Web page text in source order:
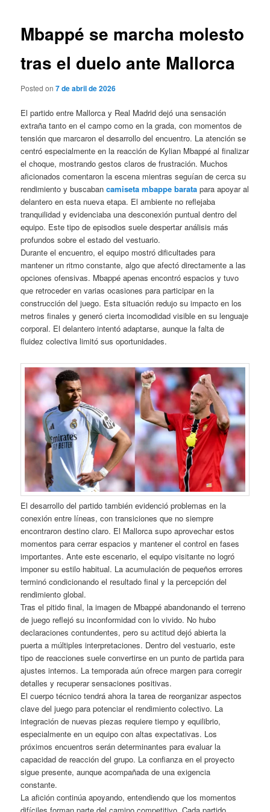
Mbappé se marcha molesto
tras el duelo ante Mallorca
Posted on7 de abril de 2026
El partido entre Mallorca y Real Madrid dejó una sensación
extraña tanto en el campo como en la grada, con momentos de
tensión que marcaron el desarrollo del encuentro. La atención se
centró especialmente en la reacción de Kylian Mbappé al finalizar
el choque, mostrando gestos claros de frustración. Muchos
aficionados comentaron la escena mientras seguían de cerca su
rendimiento y buscabancamiseta mbappe barata para apoyar al
delantero en esta nueva etapa. El ambiente no reflejaba
tranquilidad y evidenciaba una desconexión puntual dentro del
equipo. Este tipo de episodios suele despertar análisis más
profundos sobre el estado del vestuario.
Durante el encuentro, el equipo mostró dificultades para
mantener un ritmo constante, algo que afectó directamente a las
opciones ofensivas. Mbappé apenas encontró espacios y tuvo
que retroceder en varias ocasiones para participar en la
construcción del juego. Esta situación redujo su impacto en los
metros finales y generó cierta incomodidad visible en su lenguaje
corporal. El delantero intentó adaptarse, aunque la falta de
fluidez colectiva limitó sus oportunidades.
El desarrollo del partido también evidenció problemas en la
conexión entre líneas, con transiciones que no siempre
encontraron destino claro. El Mallorca supo aprovechar estos
momentos para cerrar espacios y mantener el control en fases
importantes. Ante este escenario, el equipo visitante no logró
imponer su estilo habitual. La acumulación de pequeños errores
terminó condicionando el resultado final y la percepción del
rendimiento global.
Tras el pitido final, la imagen de Mbappé abandonando el terreno
de juego reflejó su inconformidad con lo vivido. No hubo
declaraciones contundentes, pero su actitud dejó abierta la
puerta a múltiples interpretaciones. Dentro del vestuario, este
tipo de reacciones suele convertirse en un punto de partida para
ajustes internos. La temporada aún ofrece margen para corregir
detalles y recuperar sensaciones positivas.
El cuerpo técnico tendrá ahora la tarea de reorganizar aspectos
clave del juego para potenciar el rendimiento colectivo. La
integración de nuevas piezas requiere tiempo y equilibrio,
especialmente en un equipo con altas expectativas. Los
próximos encuentros serán determinantes para evaluar la
capacidad de reacción del grupo. La confianza en el proyecto
sigue presente, aunque acompañada de una exigencia
constante.
La afición continúa apoyando, entendiendo que los momentos
difíciles forman parte del camino competitivo. Cada partido